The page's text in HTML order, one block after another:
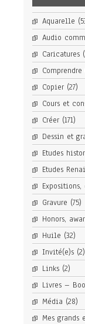
Aquarelle
Audio
Caricatures
Comprendre
Copier (27)
Cours et
Créer (171)
Dessin et
Etudes
Etudes
Gravure (75)
Honors,
Huile (32)
Invité(e)s (2)
Links (2)
Livres –
Média (28)
Mes grands